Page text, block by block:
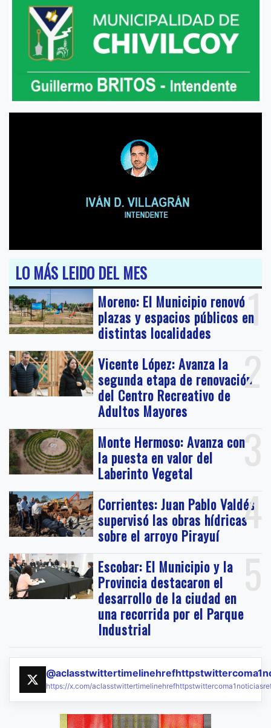
LO MÁS LEIDO DEL MES
1
Moreno: El Municipio renovó
plazas y espacios públicos en
distintas localidades
2
Vicente López: Avanza la
segunda etapa de renovación
del Centro Recreativo de
Adultos Mayores
3
Monte Hermoso: Avanza con
la puesta en valor del
Laberinto Vegetal
4
Corrientes: Juan Pablo Valdés
supervisó las obras hídricas
sobre el arroyo Pirayuí
5
Escobar: El Municipio y la
Provincia destacaron el
desarrollo de la ciudad en
una recorrida por el Parque
Industrial
https://x.com/